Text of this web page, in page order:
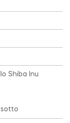
Shiba Inu